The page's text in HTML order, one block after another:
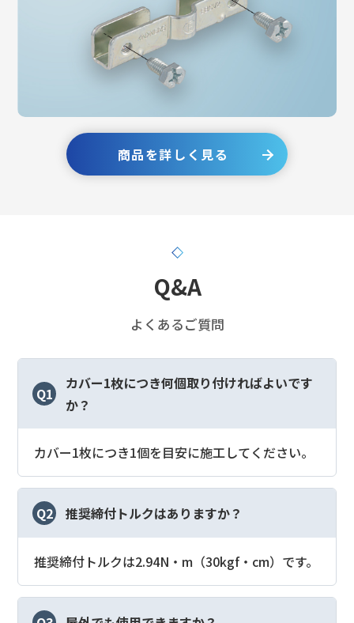
商品を詳しく見る
Q&A
よくあるご質問
Q1
カバー1枚につき何個取り付ければよいです
か？
カバー1枚につき1個を目安に施工してください。
Q2 推奨締付トルクはありますか？
推奨締付トルクは2.94N・m（30kgf・cm）です。